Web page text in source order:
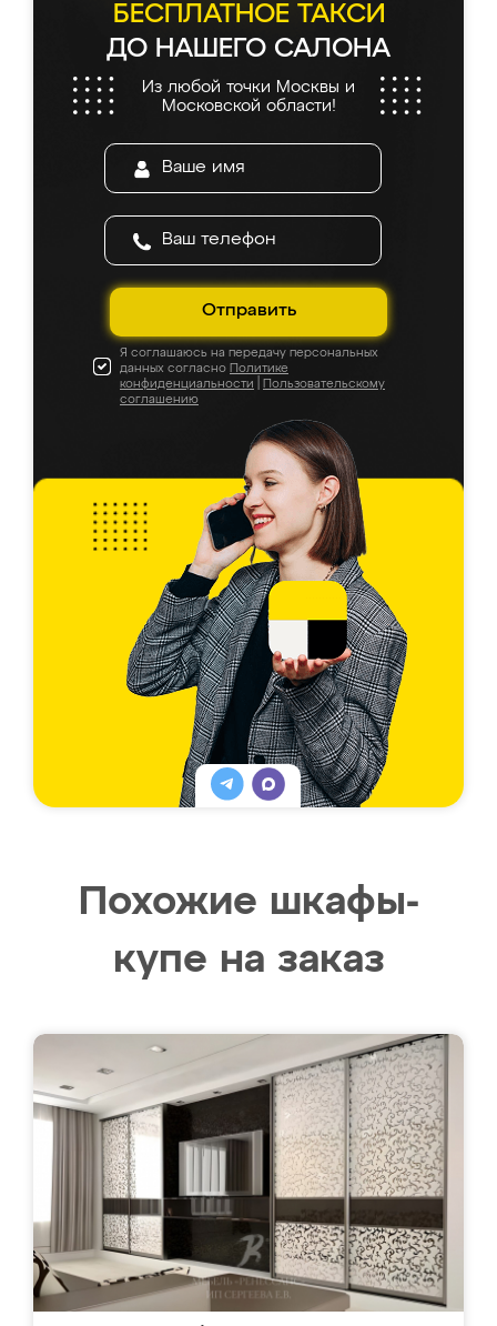
БЕСПЛАТНОЕ ТАКСИ
ДО НАШЕГО САЛОНА
Из любой точки Москвы и
Московской области!
Отправить
Я соглашаюсь на передачу персональных
данных согласно Политике
конфиденциальности
Пользовательскому
соглашению
Похожие шкафы-
купе на заказ